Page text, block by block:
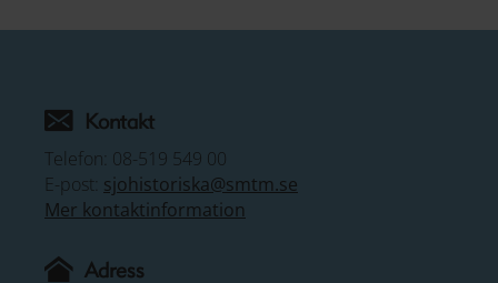
Kontakt
Telefon: 08-519 549 00
E-post: sjohistoriska@smtm.se
Mer kontaktinformation
Adress